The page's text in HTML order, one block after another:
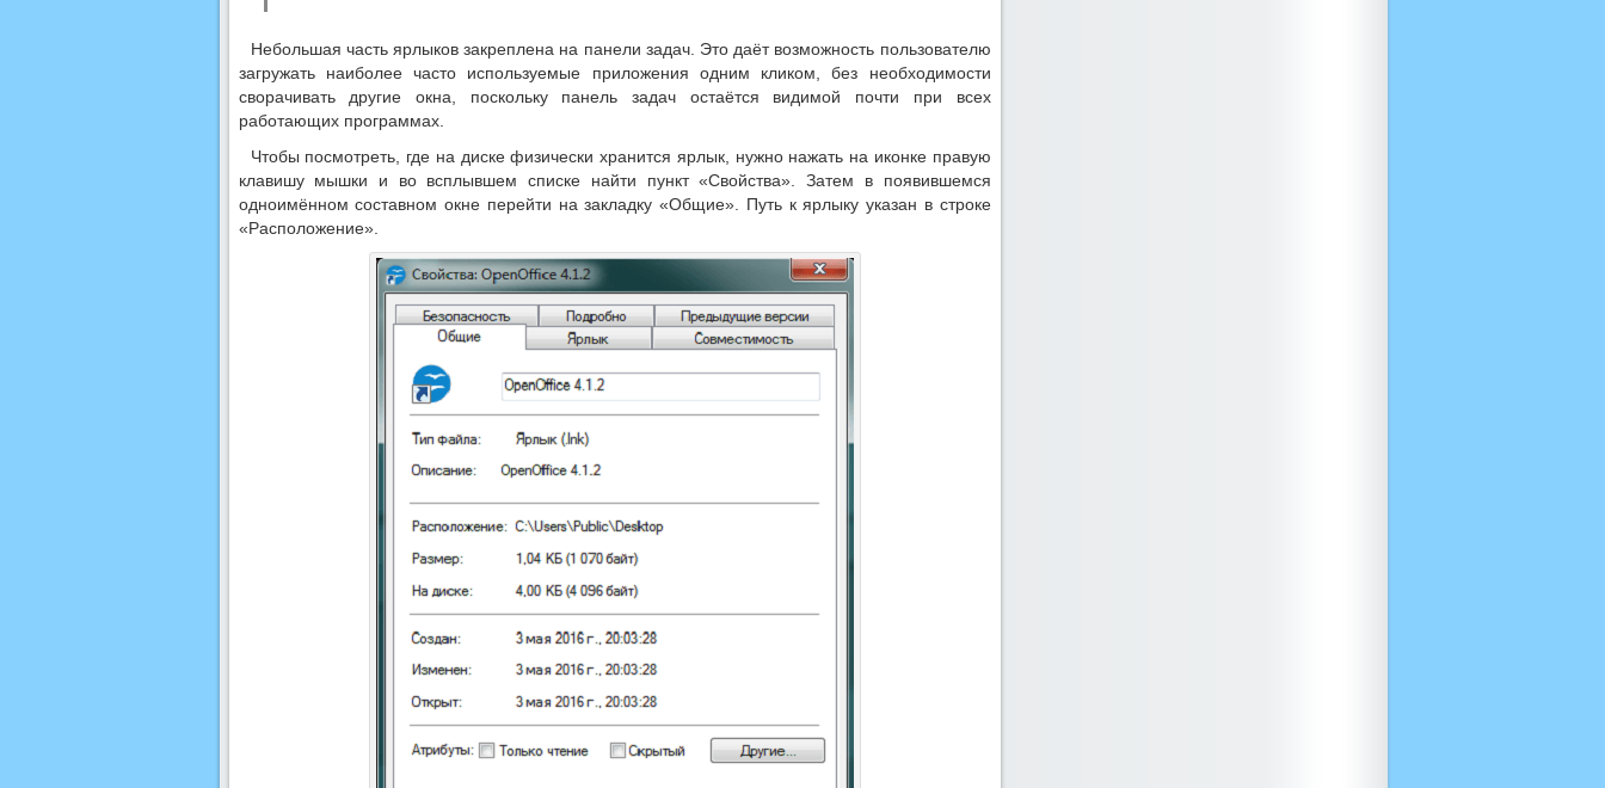
Небольшая часть ярлыков закреплена на панели задач. Это даёт возможность пользователю
загружать наиболее часто используемые приложения одним кликом, без необходимости
сворачивать другие окна, поскольку панель задач остаётся видимой почти при всех
работающих программах.
Чтобы посмотреть, где на диске физически хранится ярлык, нужно нажать на иконке правую
клавишу мышки и во всплывшем списке найти пункт «Свойства». Затем в появившемся
одноимённом составном окне перейти на закладку «Общие». Путь к ярлыку указан в строке
«Расположение».